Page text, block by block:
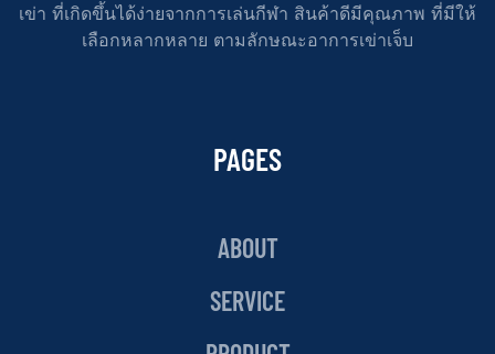
เข่า ที่เกิดขึ้นได้ง่ายจากการเล่นกีฬา สินค้าดีมีคุณภาพ ที่มีให้
เลือกหลากหลาย ตามลักษณะอาการเข่าเจ็บ
PAGES
ABOUT
SERVICE